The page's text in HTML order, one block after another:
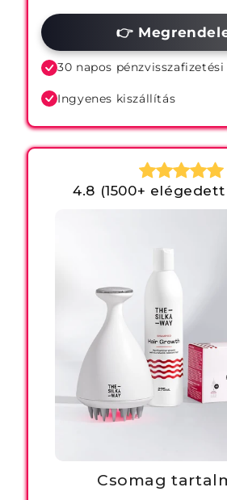
-2X Hajhullás
Sampon
👉
30 napos
Ingyenes kiszállítás
4.8 (1500+
Csomag